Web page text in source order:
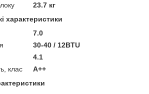
23.7 кг
характеристики
7.0
30-40 / 12BTU
4.1
клас
А++